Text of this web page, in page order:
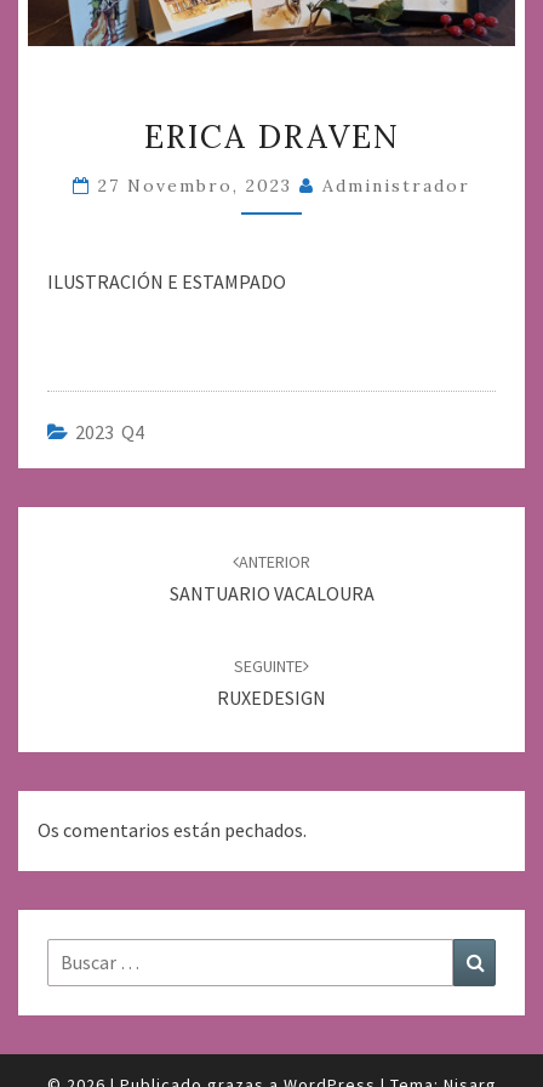
DRAVEN
ERICA DRAVEN
27 Novembro, 2023 Administrador
ILUSTRACIÓN E ESTAMPADO
2023 Q4
ANTERIOR
SANTUARIO VACALOURA
SEGUINTE
RUXEDESIGN
Os comentarios están pechados.
Buscar: